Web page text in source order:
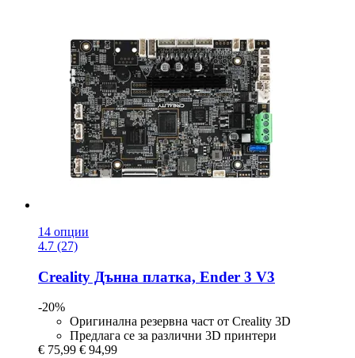
14 опции
4.7 (27)
Creality Дънна платка, Ender 3 V3
-20%
Оригинална резервна част от Creality 3D
Предлага се за различни 3D принтери
€ 75,99 € 94,99